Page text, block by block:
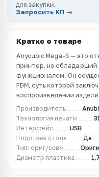
для закупки.
Запросить КП →
Кратко о товаре
Anycubic Mega-S — это
принтер, но
функционалом. Он
FDM, суть которой
воспроизведении
Производитель
Технология печати
Интерфейс
USB
Подогрев стола
Да
Тип: ориг/совм
Диаметр пластика